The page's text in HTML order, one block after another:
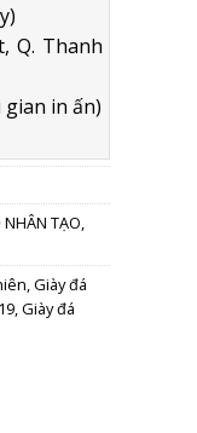
Q. Thanh
gian in ấn)
TẠO,
,Giày đá
,Giày đá